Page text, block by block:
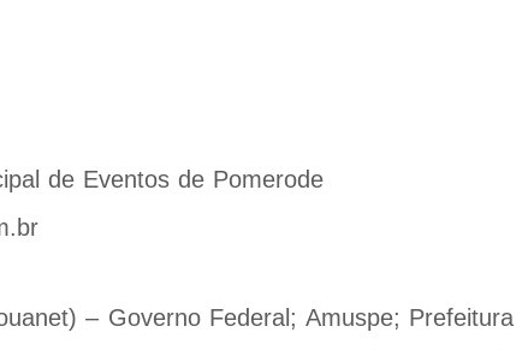
de Eventos de Pomerode
– Governo Federal; Amuspe; Prefeitura